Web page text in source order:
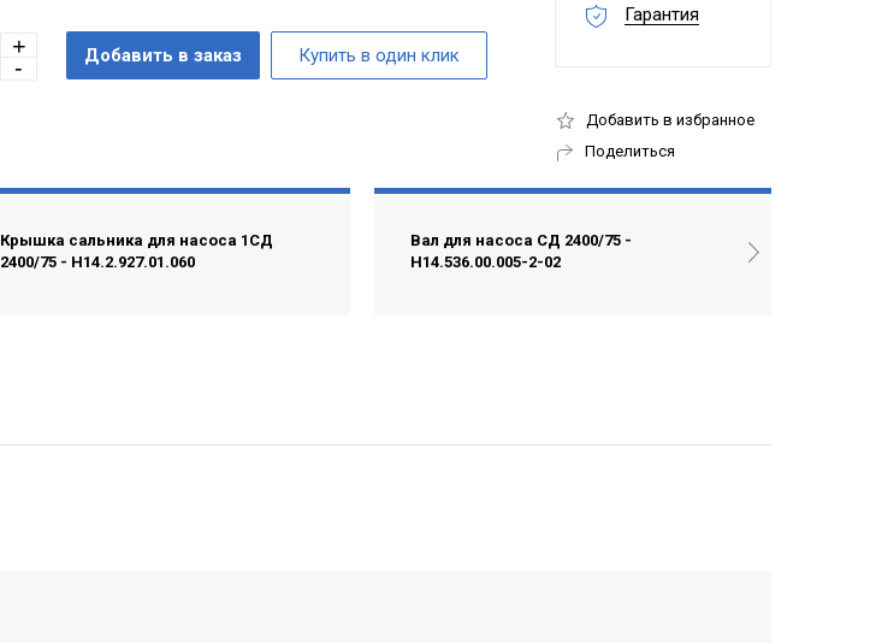
Гарантия
Добавить в избранное
Поделиться
Крышка сальника для насоса 1СД
2400/75 - Н14.2.927.01.060
Вал для насоса СД 2400/75 -
Н14.536.00.005-2-02